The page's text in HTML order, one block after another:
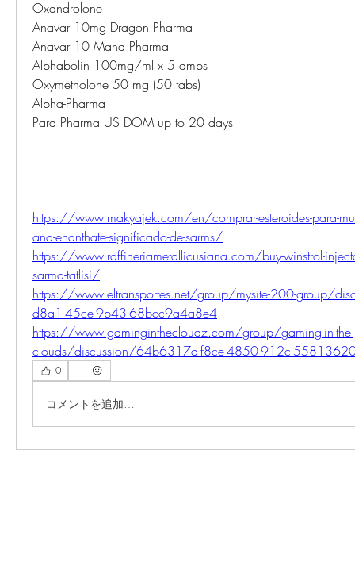
Oxandrolone
Anavar 10mg Dragon Pharma
Anavar 10 Maha Pharma
Alphabolin 100mg/ml x 5 amps
Oxymetholone 50 mg (50 tabs)
Alpha-Pharma
Para Pharma US DOM up to 20 days
https://www.makyajek.com/en/comprar-esteroides-para-
and-enanthate-significado-de-sarms/
https://www.raffineriametallicusiana.com/buy-winstrol-
sarma-tatlisi/
https://www.eltransportes.net/group/mysite-200-group/
d8a1-45ce-9b43-68bcc9a4a8e4
https://www.gaminginthecloudz.com/group/gaming-in-the-
clouds/discussion/64b6317a-f8ce-4850-912c-
0
コメントを追加…